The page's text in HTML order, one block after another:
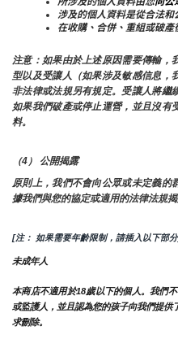
涉及的個人資料是從合法
在收購、合併、重組或破
注意：如果由於上述原因需要傳輸，
型以及受讓人（如果涉及敏感信息，
非法律或法規另有規定。受讓人將繼
如果我們破產或停止運營，並且沒有
料。
（4） 公開揭露
原則上，我們不會向公眾或未定義的
據我們與您的協定或適用的法律法規揭
[注： 如果需要年齡限制，請插入以下部
未成年人
本商店不適用於18歲以下的個人。我們
或監護人，並且認為您的孩子向我們提供
求刪除。